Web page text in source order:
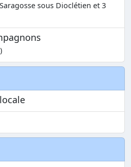
sous Dioclétien et 3